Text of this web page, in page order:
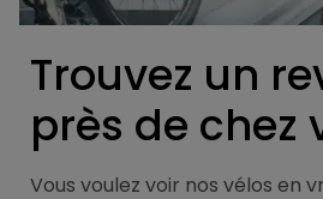
Trouvez un
près de chez
Vous voulez voir nos vélos en